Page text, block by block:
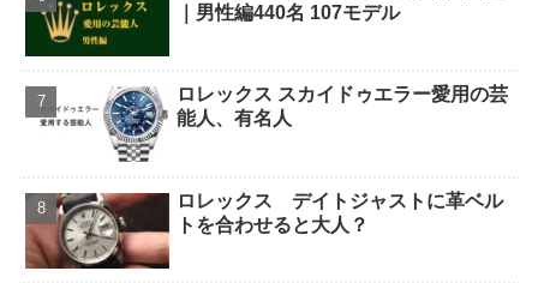
｜男性編440名 107モデル
ロレックス スカイドゥエラー愛用の芸
能人、有名人
ロレックス デイトジャストに革ベル
トを合わせると大人？